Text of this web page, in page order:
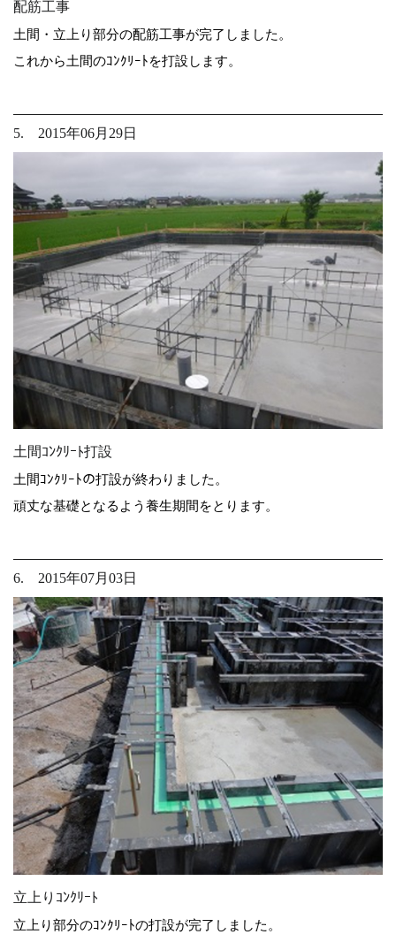
配筋工事
土間・立上り部分の配筋工事が完了しました。
これから土間のｺﾝｸﾘｰﾄを打設します。
5. 2015年06月29日
土間ｺﾝｸﾘｰﾄ打設
土間ｺﾝｸﾘｰﾄの打設が終わりました。
頑丈な基礎となるよう養生期間をとります。
6. 2015年07月03日
立上りｺﾝｸﾘｰﾄ
立上り部分のｺﾝｸﾘｰﾄの打設が完了しました。